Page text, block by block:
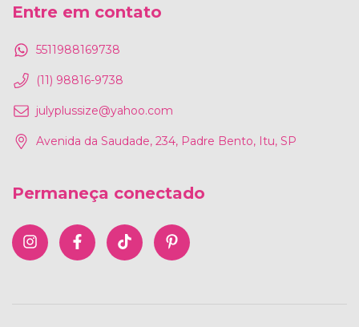
Entre em contato
5511988169738
(11) 98816-9738
julyplussize@yahoo.com
Avenida da Saudade, 234, Padre Bento, Itu, SP
Permaneça conectado